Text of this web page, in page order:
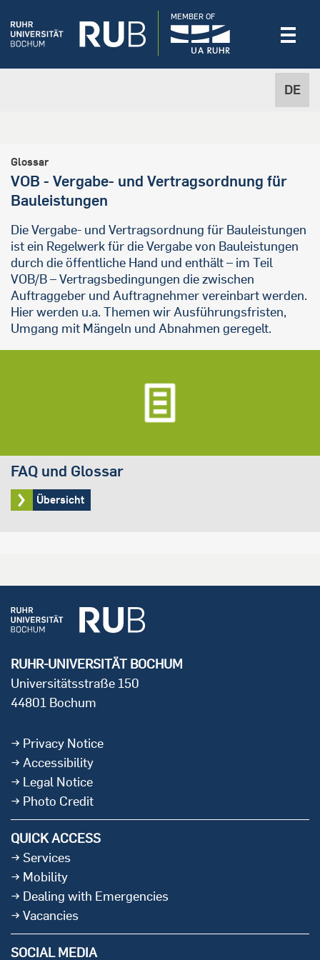
DE
MEMBER OF
Glossar
VOB - Vergabe- und Vertragsordnung für
Bauleistungen
Die Vergabe- und Vertragsordnung für Bauleistungen
ist ein Regelwerk für die Vergabe von Bauleistungen
durch die öffentliche Hand und enthält – im Teil
VOB/B – Vertragsbedingungen die zwischen
Auftraggeber und Auftragnehmer vereinbart werden.
Hier werden u.a. Themen wir Ausführungsfristen,
Umgang mit Mängeln und Abnahmen geregelt.
FAQ und Glossar
Übersicht
RUHR-UNIVERSITÄT BOCHUM
Universitätsstraße 150
44801 Bochum
Privacy Notice
Accessibility
Legal Notice
Photo Credit
QUICK ACCESS
Services
Mobility
Dealing with Emergencies
Vacancies
SOCIAL MEDIA